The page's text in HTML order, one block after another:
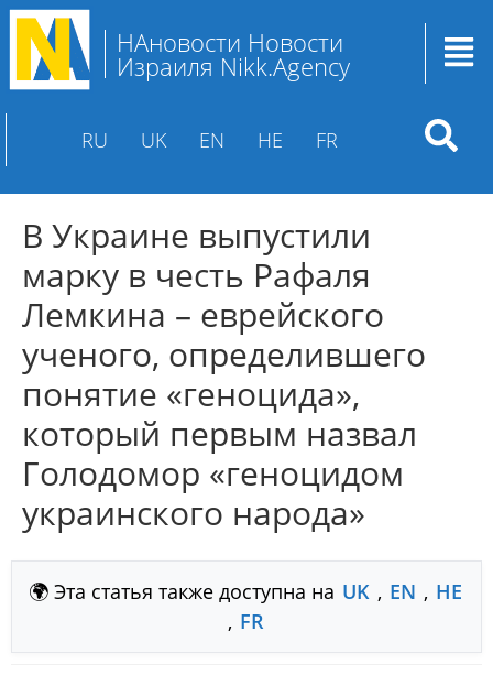
НАновости Новости
Израиля Nikk.Agency
RU UK EN HE FR
В Украине выпустили
марку в честь Рафаля
Лемкина – еврейского
ученого, определившего
понятие «геноцида»,
который первым назвал
Голодомор «геноцидом
украинского народа»
🌍 Эта статья также доступна на UK , EN , HE
, FR